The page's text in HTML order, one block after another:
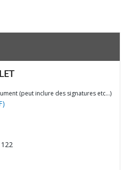
(peut inclure des signatures etc…)